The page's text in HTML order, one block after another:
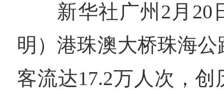
新华社广州2月20
明）港珠澳大桥珠海
客流达17.2万人次，